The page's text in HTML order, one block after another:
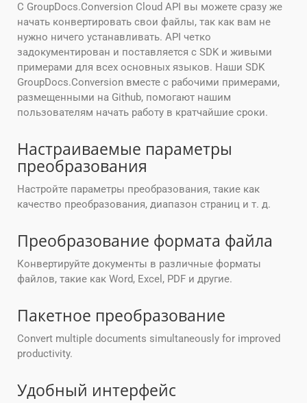
С GroupDocs.Conversion Cloud API вы можете сразу же
начать конвертировать свои файлы, так как вам не
нужно ничего устанавливать. API четко
задокументирован и поставляется с SDK и живыми
примерами для всех основных языков. Наши SDK
GroupDocs.Conversion вместе с рабочими примерами,
размещенными на Github, помогают нашим
пользователям начать работу в кратчайшие сроки.
Настраиваемые параметры
преобразования
Настройте параметры преобразования, такие как
качество преобразования, диапазон страниц и т. д.
Преобразование формата файла
Конвертируйте документы в различные форматы
файлов, такие как Word, Excel, PDF и другие.
Пакетное преобразование
Convert multiple documents simultaneously for improved
productivity.
Удобный интерфейс